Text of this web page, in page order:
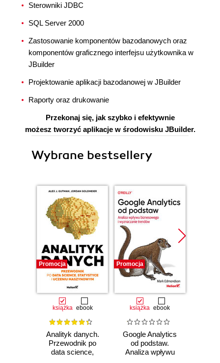
Sterowniki JDBC
SQL Server 2000
Zastosowanie komponentów bazodanowych oraz
komponentów graficznego interfejsu użytkownika w
JBuilder
Projektowanie aplikacji bazodanowej w JBuilder
Raporty oraz drukowanie
Przekonaj się, jak szybko i efektywnie
możesz tworzyć aplikacje w środowisku JBuilder.
Wybrane bestsellery
Promocja
książka ebook
Analityk danych.
Przewodnik po
data science,
Promocja
książka ebook
Google Analytics
od podstaw.
Analiza wpływu